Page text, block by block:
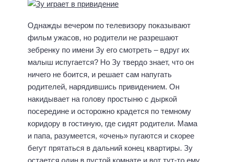
Однажды вечером по телевизору показывают
фильм ужасов, но родители не разрешают
зебренку по имени Зу его смотреть – вдруг их
малыш испугается? Но Зу твердо знает, что он
ничего не боится, и решает сам напугать
родителей, нарядившись привидением. Он
накидывает на голову простыню с дыркой
посередине и осторожно крадется по темному
коридору в гостиную, где сидят родители. Мама
и папа, разумеется, «очень» пугаются и скорее
бегут прятаться в дальний конец квартиры. Зу
остается один в пустой комнате и вот тут-то ему